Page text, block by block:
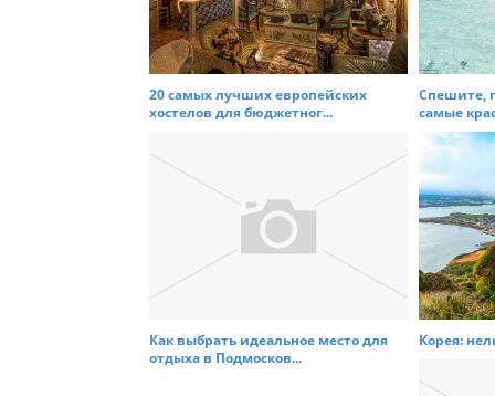
g
a
t
20 самых лучших европейских
хостелов для бюджетног...
Спешите,
самые
Как выбрать идеальное место для
отдыха в Подмосков...
Корея: